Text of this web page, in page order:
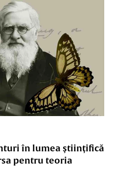
în lumea științifică
pentru teoria